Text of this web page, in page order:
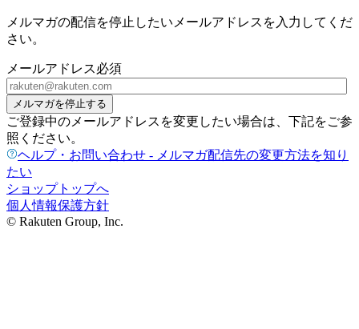
メルマガの配信を停止したいメールアドレスを入力してくだ
さい。
メールアドレス必須
メルマガを停止する
ご登録中のメールアドレスを変更したい場合は、下記をご参
照ください。
ヘルプ・お問い合わせ - メルマガ配信先の変更方法を知り
たい
ショップトップへ
個人情報保護方針
© Rakuten Group, Inc.